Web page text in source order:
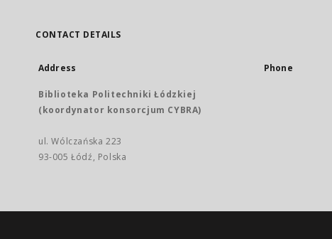
CONTACT DETAILS
Address
Biblioteka Politechniki Łódzkiej
(koordynator konsorcjum CYBRA)
ul. Wólczańska 223
93-005 Łódź, Polska
Phone